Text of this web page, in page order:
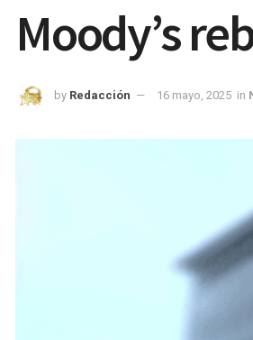
Moody’s
by Redacción 16 mayo, 2025 in